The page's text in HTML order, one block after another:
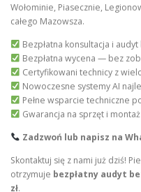
Wołominie, Piasecznie,
całego Mazowsza.
Bezpłatna konsultacja i
Bezpłatna wycena — bez
Certyfikowani technicy z
Nowoczesne systemy AI
Pełne wsparcie techniczne
Gwarancja na sprzęt i montaż
Zadzwoń lub napisz na
Skontaktuj się z nami już dziś!
otrzymuje bezpłatny audyt
zł.